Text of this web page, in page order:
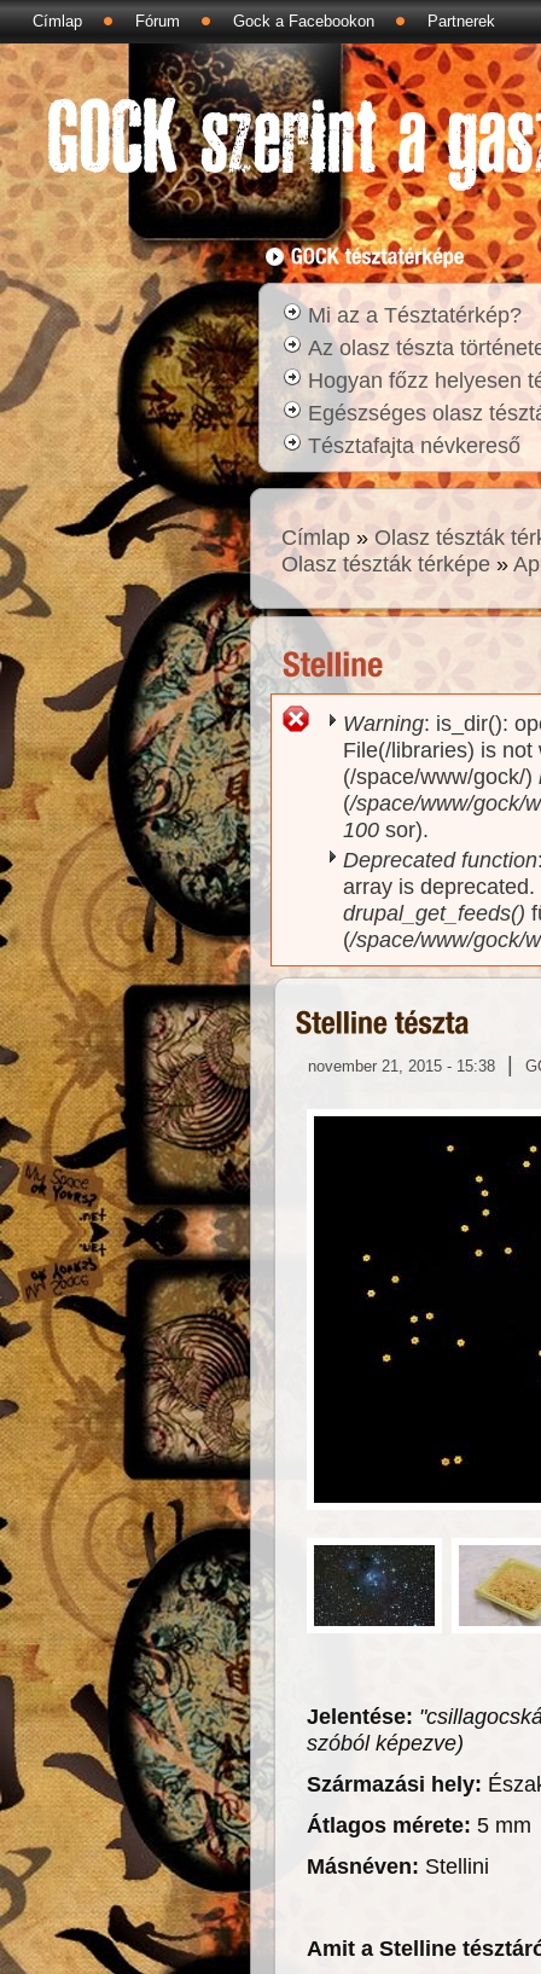
Címlap Fórum Gock a Facebookon Partnerek
Mi az a Tésztatérkép?
Az olasz tészta
Hogyan főzz helyesen
Egészséges olasz
Tésztafajta névkereső
Címlap »Olasz tészták
Olasz tészták térképe »
Hibaüzenet
Warning: is_dir():
File(/libraries) is
(/space/www/gock/)
(/space/www/gock/
100 sor).
Deprecated function
array is
drupal_get_feeds()
(/space/www/gock/
november 21, 2015 - 15:38 |
Jelentése:
szóból képezve)
Származási hely:
Átlagos mérete: 5 mm
Másnéven: Stellini
Amit a Stelline